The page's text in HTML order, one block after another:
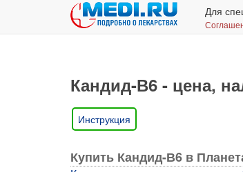
Для
Кандид-В6 - цена,
Инструкция
Купить Кандид-В6 в